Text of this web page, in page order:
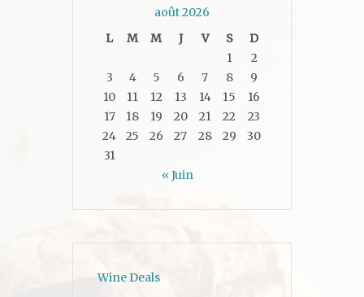
août 2026
L
M M J V S
D
1
2
3
4 5 6 7 8
9
10
11 12 13 14 15
16
17
18 19 20 21 22
23
24
25 26 27 28 29
30
31
« Juin
Wine Deals